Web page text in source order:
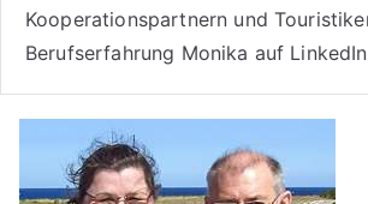
Kooperationspartnern und
Berufserfahrung Monika auf LinkedIn